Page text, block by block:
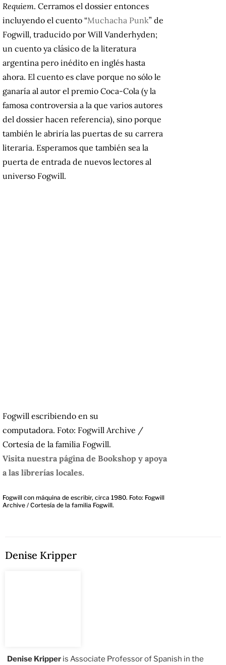
Requiem. Cerramos el dossier entonces
incluyendo el cuento “Muchacha Punk” de
Fogwill, traducido por Will Vanderhyden;
un cuento ya clásico de la literatura
argentina pero inédito en inglés hasta
ahora. El cuento es clave porque no sólo le
ganaría al autor el premio Coca-Cola (y la
famosa controversia a la que varios autores
del dossier hacen referencia), sino porque
también le abriría las puertas de su carrera
literaria. Esperamos que también sea la
puerta de entrada de nuevos lectores al
universo Fogwill.
Fogwill escribiendo en su
computadora. Foto: Fogwill Archive /
Cortesía de la familia Fogwill.
Visita nuestra página de Bookshop y apoya
a las librerías locales.
Fogwill con máquina de escribir, circa 1980. Foto: Fogwill
Archive / Cortesía de la familia Fogwill.
Denise Kripper
Denise Kripper is Associate Professor of Spanish in the